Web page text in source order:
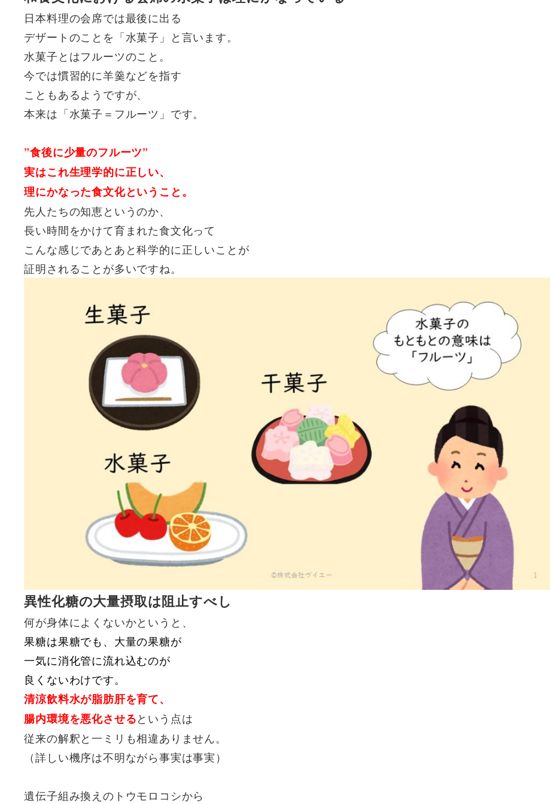
日本料理の会席では最後に出る
デザートのことを「水菓子」と言います。
水菓子とはフルーツのこと。
今では慣習的に羊羹などを指す
こともあるようですが、
本来は「水菓子＝フルーツ」です。
”食後に少量のフルーツ”
実はこれ生理学的に正しい、
理にかなった食文化ということ。
先人たちの知恵というのか、
長い時間をかけて育まれた食文化って
こんな感じであとあと科学的に正しいことが
証明されることが多いですね。
異性化糖の大量摂取は阻止すべし
何が身体によくないかというと、
果糖は果糖でも、大量の果糖が
一気に消化管に流れ込むのが
良くないわけです。
清涼飲料水が脂肪肝を育て、
腸内環境を悪化させるという点は
従来の解釈と一ミリも相違ありません。
（詳しい機序は不明ながら事実は事実）
遺伝子組み換えのトウモロコシから